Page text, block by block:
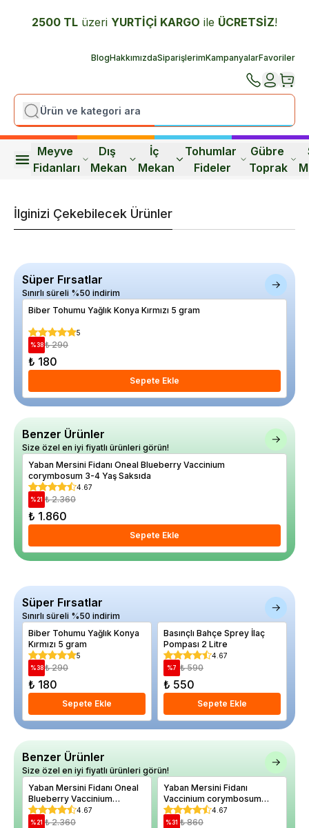
2500 TL üzeri YURTİÇİ KARGO ile ÜCRETSİZ!
BlogHakkımızdaSiparişlerimKampanyalarFavoriler
Meyve
Fidanları
Dış
Mekan
İç
Mekan
Tohumlar
Fideler
Gübre
Toprak
İlginizi Çekebilecek Ürünler
Süper Fırsatlar
Sınırlı süreli %50 indirim
Biber Tohumu Yağlık Konya Kırmızı 5 gram
5
%38 ₺ 290
₺ 180
Sepete Ekle
Benzer Ürünler
Size özel en iyi fiyatlı ürünleri görün!
Yaban Mersini Fidanı Oneal Blueberry Vaccinium
corymbosum 3-4 Yaş Saksıda
4.67
%21 ₺ 2.360
₺ 1.860
Sepete Ekle
Süper Fırsatlar
Sınırlı süreli %50 indirim
Biber Tohumu Yağlık Konya
Kırmızı 5 gram
5
%38 ₺ 290
₺ 180
Sepete Ekle
Basınçlı Bahçe Sprey İlaç
Pompası 2 Litre
4.67
%7 ₺ 590
₺ 550
Sepete Ekle
Benzer Ürünler
Size özel en iyi fiyatlı ürünleri görün!
Yaban Mersini Fidanı Oneal
Blueberry Vaccinium
corymbosum 3-4 Yaş
Saksıda
4.67
%21 ₺ 2.360
Yaban Mersini Fidanı
Vaccinium corymbosum
Elizabeth
4.67
%31 ₺ 860